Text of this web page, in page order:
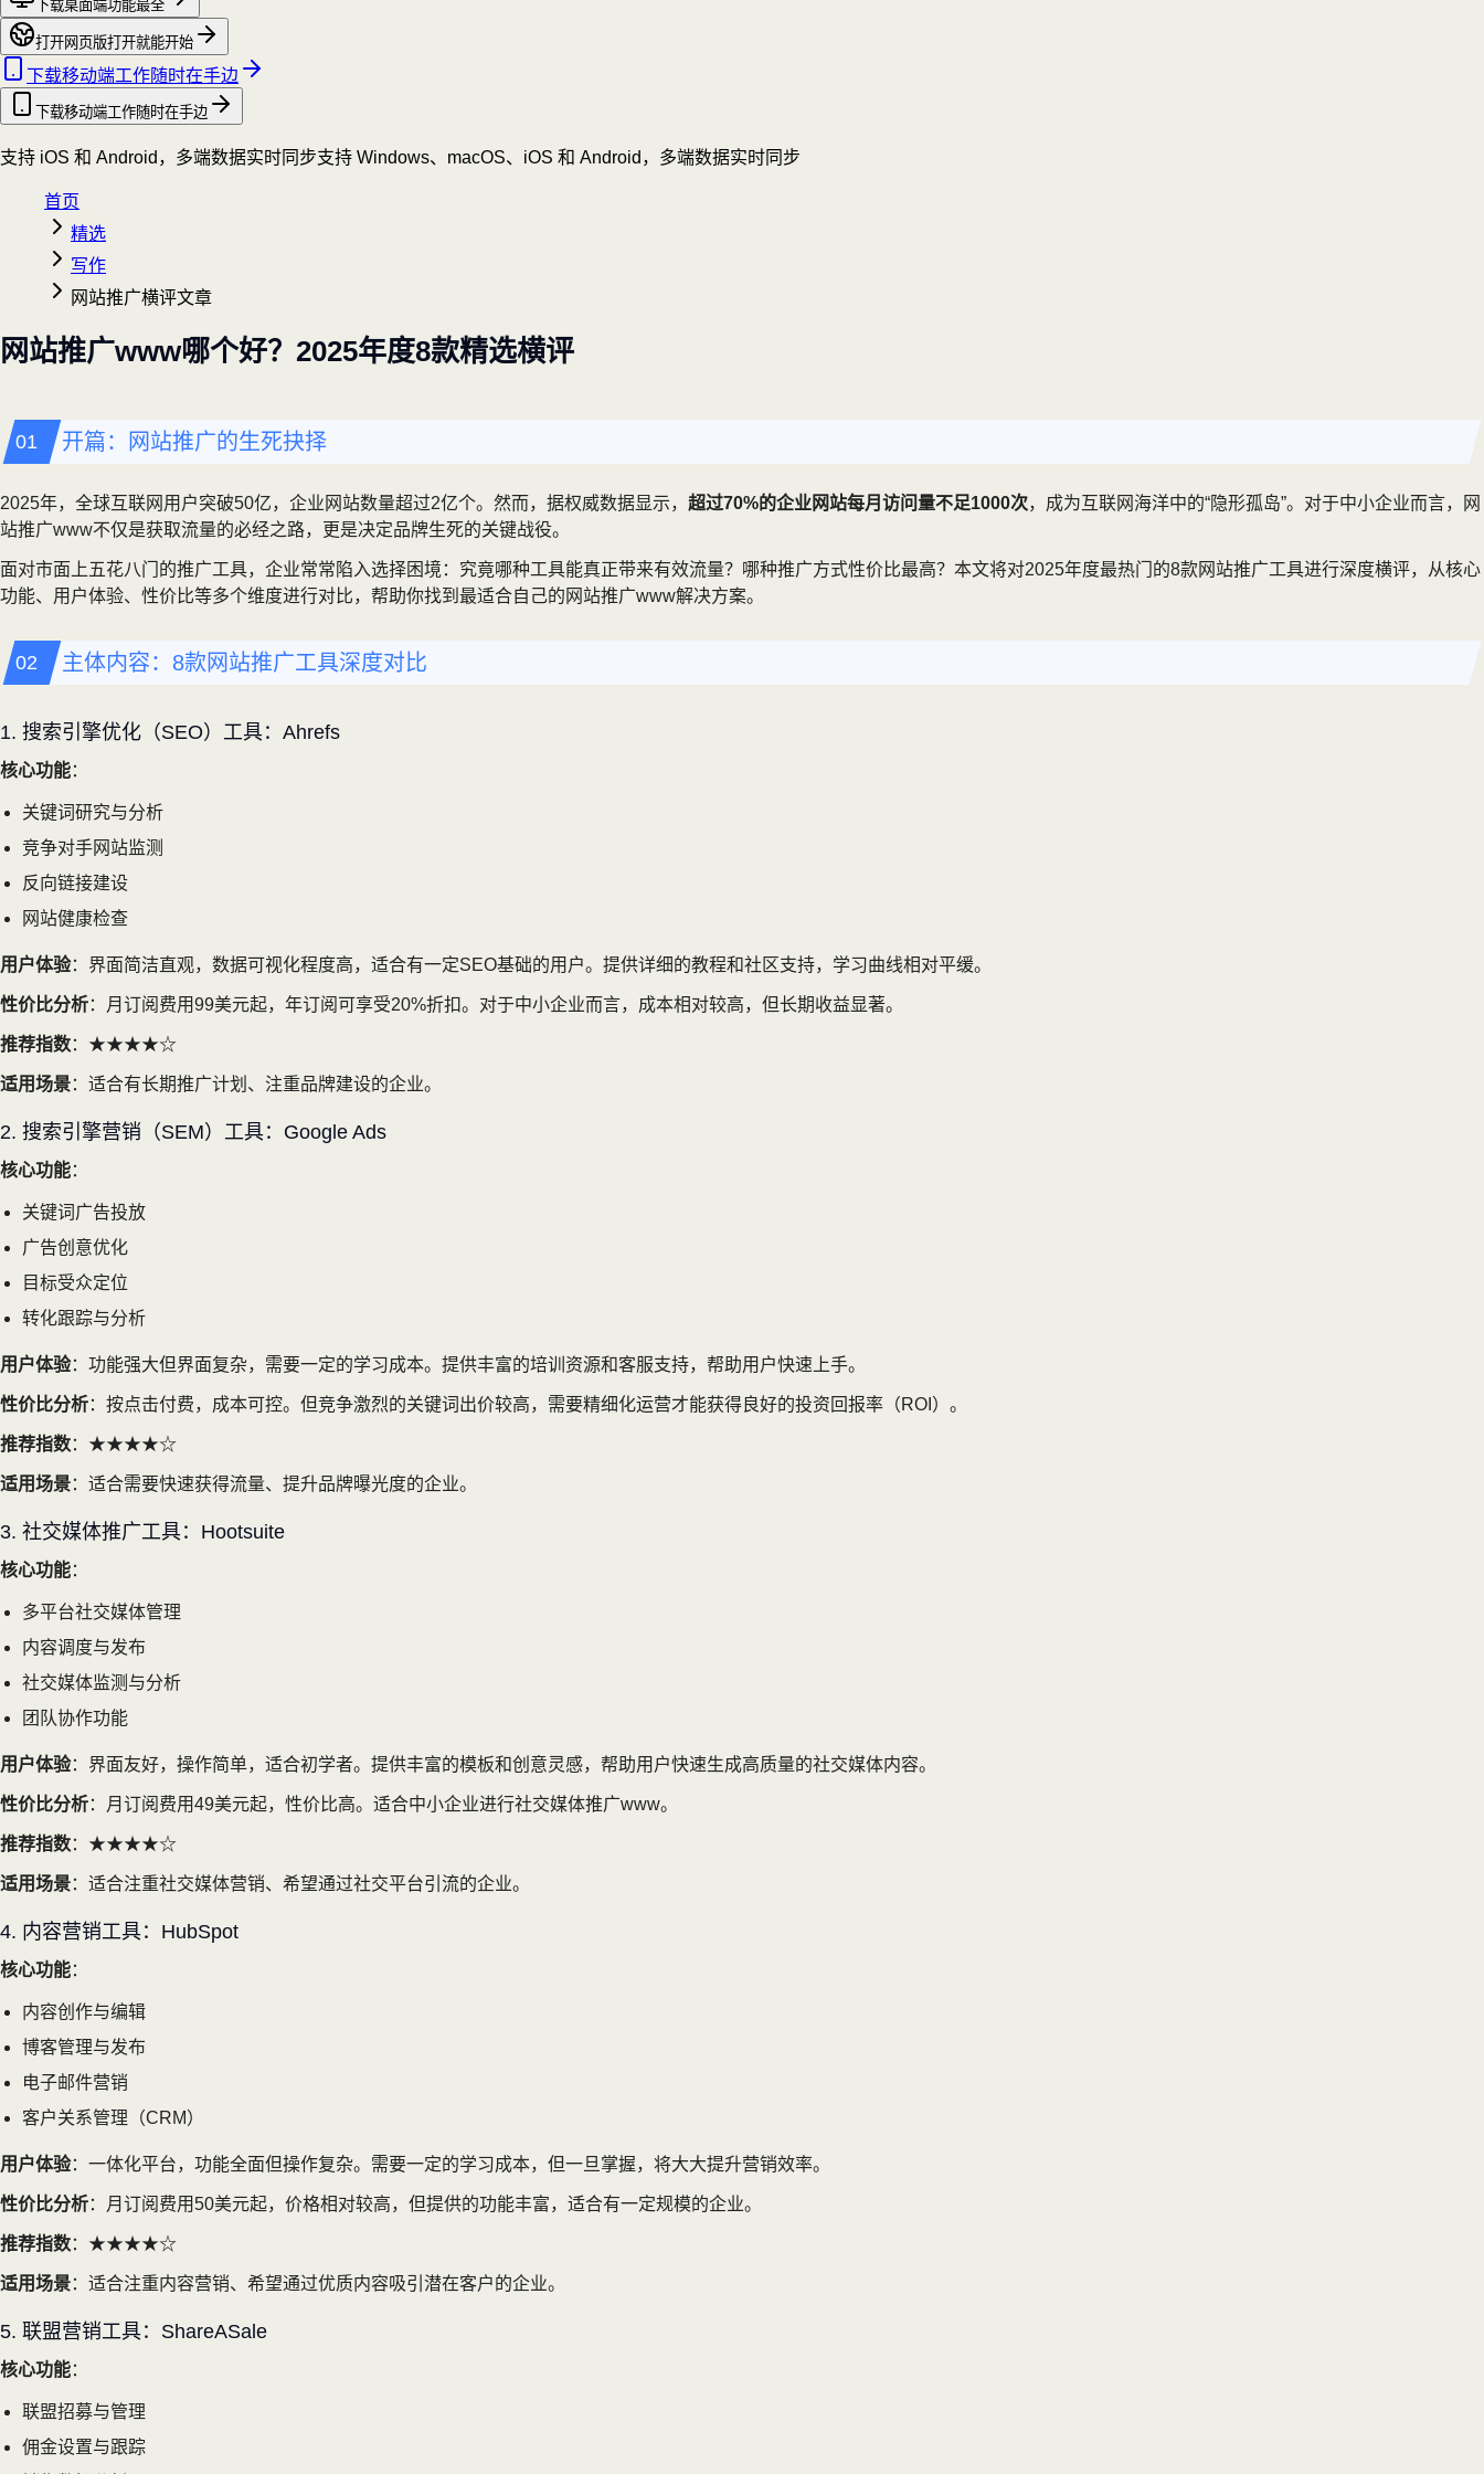
下载桌面端功能最全
打开网页版打开就能开始
下载移动端工作随时在手边
下载移动端工作随时在手边
支持 iOS 和 Android，多端数据实时同步支持 Windows、macOS、iOS 和 Android，多端数据实时同步
首页
精选
写作
网站推广横评文章
网站推广www哪个好？2025年度8款精选横评
开篇：网站推广的生死抉择
2025年，全球互联网用户突破50亿，企业网站数量超过2亿个。然而，据权威数据显示， 超过70%的企业网站每月访问量不足1000次，成为互联网海洋中的“隐形孤岛”。对于中小企业而言，网
站推广www不仅是获取流量的必经之路，更是决定品牌生死的关键战役。
面对市面上五花八门的推广工具，企业常常陷入选择困境：究竟哪种工具能真正带来有效流量？哪种推广方式性价比最高？本文将对2025年度最热门的8款网站推广工具进行深度横评，从核心
功能、用户体验、性价比等多个维度进行对比，帮助你找到最适合自己的网站推广www解决方案。
主体内容：8款网站推广工具深度对比
1. 搜索引擎优化（SEO）工具：Ahrefs
核心功能：
关键词研究与分析
竞争对手网站监测
反向链接建设
网站健康检查
用户体验：界面简洁直观，数据可视化程度高，适合有一定SEO基础的用户。提供详细的教程和社区支持，学习曲线相对平缓。
性价比分析：月订阅费用99美元起，年订阅可享受20%折扣。对于中小企业而言，成本相对较高，但长期收益显著。
推荐指数：★★★★☆
适用场景：适合有长期推广计划、注重品牌建设的企业。
2. 搜索引擎营销（SEM）工具：Google Ads
核心功能：
关键词广告投放
广告创意优化
目标受众定位
转化跟踪与分析
用户体验：功能强大但界面复杂，需要一定的学习成本。提供丰富的培训资源和客服支持，帮助用户快速上手。
性价比分析：按点击付费，成本可控。但竞争激烈的关键词出价较高，需要精细化运营才能获得良好的投资回报率（ROI）。
推荐指数：★★★★☆
适用场景：适合需要快速获得流量、提升品牌曝光度的企业。
3. 社交媒体推广工具：Hootsuite
核心功能：
多平台社交媒体管理
内容调度与发布
社交媒体监测与分析
团队协作功能
用户体验：界面友好，操作简单，适合初学者。提供丰富的模板和创意灵感，帮助用户快速生成高质量的社交媒体内容。
性价比分析：月订阅费用49美元起，性价比高。适合中小企业进行社交媒体推广www。
推荐指数：★★★★☆
适用场景：适合注重社交媒体营销、希望通过社交平台引流的企业。
4. 内容营销工具：HubSpot
核心功能：
内容创作与编辑
博客管理与发布
电子邮件营销
客户关系管理（CRM）
用户体验：一体化平台，功能全面但操作复杂。需要一定的学习成本，但一旦掌握，将大大提升营销效率。
性价比分析：月订阅费用50美元起，价格相对较高，但提供的功能丰富，适合有一定规模的企业。
推荐指数：★★★★☆
适用场景：适合注重内容营销、希望通过优质内容吸引潜在客户的企业。
5. 联盟营销工具：ShareASale
核心功能：
联盟招募与管理
佣金设置与跟踪